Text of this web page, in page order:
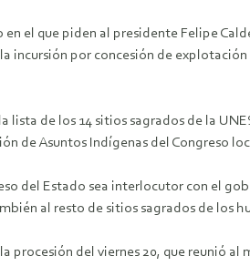
el que piden al presidente Felipe
por concesión de
de los 14 sitios sagrados de la
de Asuntos Indígenas del Congreso
del Estado sea interlocutor con el
al resto de sitios sagrados de los
del viernes 20, que reunió